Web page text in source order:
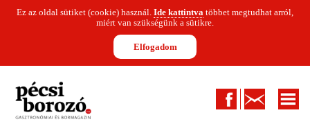
Ez az oldal sütiket (cookie) használ. Ide kattintva többet megtudhat arról,
miért van szükségünk a sütikre.
Elfogadom
FacebookKapcsolat